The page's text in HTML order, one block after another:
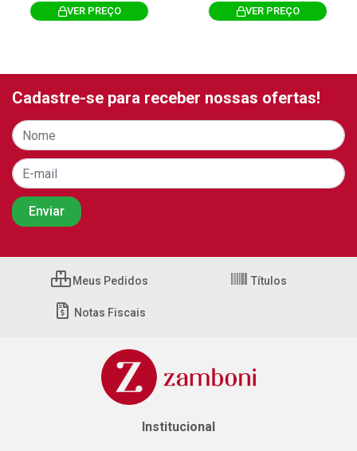
VER PREÇO VER PREÇO
Cadastre-se para receber nossas ofertas!
Meus Pedidos Títulos
Notas Fiscais
Institucional